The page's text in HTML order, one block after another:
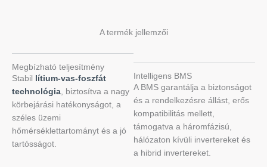
A termék jellemzői
Megbízható teljesítmény
Stabil lítium-vas-foszfát
technológia , biztosítva a nagy
körbejárási hatékonyságot, a
széles üzemi
hőmérséklettartományt és a jó
tartósságot.
Intelligens BMS
A BMS garantálja a biztonságot
és a rendelkezésre állást, erős
kompatibilitás mellett,
támogatva a háromfázisú,
hálózaton kívüli invertereket és
a hibrid invertereket.